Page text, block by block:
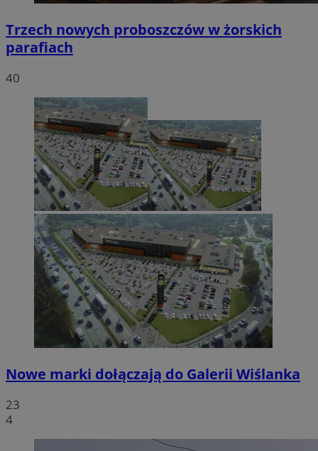
Trzech nowych proboszczów w żorskich
parafiach
40
Nowe marki dołączają do Galerii Wiślanka
23
4